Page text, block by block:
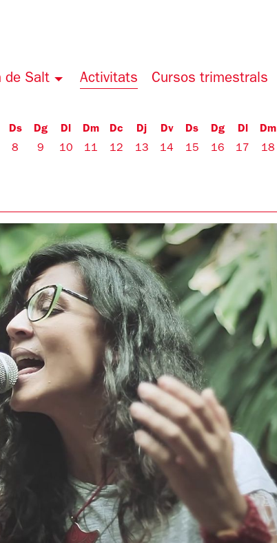
de Salt Activitats Cursos trimestrals
Ds
8
Dg
9
Dl
10
Dm
11
Dc
12
Dj
13
Dv
14
Ds
15
Dg
16
Dl
17
Dm
18